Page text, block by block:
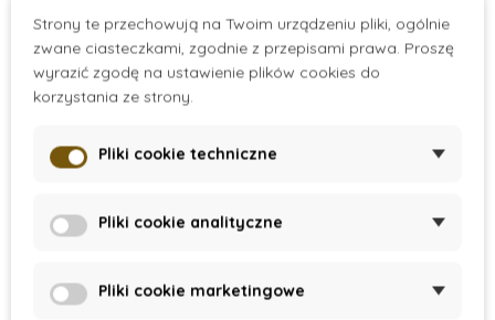
Strony te przechowują na Twoim urządzeniu pliki, ogólnie
zwane ciasteczkami, zgodnie z przepisami prawa. Proszę
wyrazić zgodę na ustawienie plików cookies do
korzystania ze strony.
Pliki cookie techniczne
Pliki cookie analityczne
Pliki cookie marketingowe